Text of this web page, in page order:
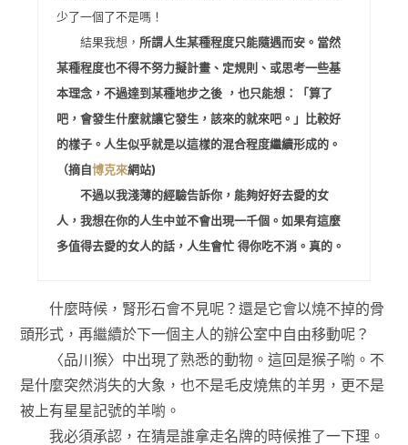
少了一個了不是嗎！
結果我想， 所謂人生某種程度只能隨遇而安。當然
某種程度也不得不努力擬計畫、定規則、或思考一些基
本理念，不過達到某種地步之後 ，也只能想：「算了
吧，會發生什麼就讓它發生，該來的就來吧。」比較好
的樣子。人生似乎就是以這樣的混合程度繼續形成的。
（摘自博克來網站)
不過以我淺薄的經驗告訴你，能夠好好去愛的女
人，我想在你的人生中並不會出現一千個。如果有這麼
多值得去愛的女人的話，人生會忙 得你吃不消。真的。
什麼時候，腎形石會不見呢？還是它會以燒不掉的骨
頭形式，再繼續於下一個主人的辦公室中自由移動呢？
〈品川猴〉中出現了熟悉的動物。這回是猴子喲。不
是什麼突然消失的大象，也不是毛皮燒焦的羊男，更不是
被上有星星記號的羊喲。
我必須承認，在猜是誰拿走名牌的時候推了一下理。